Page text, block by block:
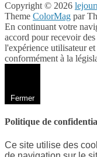
Copyright © 2026
Theme ColorMag par
En continuant votre
accord pour recevoir
l'expérience utilisateur
conformément à la
Fermer
Politique de
Ce site utilise des